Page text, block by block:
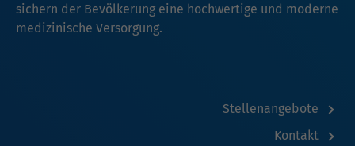
sichern der Bevölkerung eine hochwertige und moderne
medizinische Versorgung.
Stellenangebote
Kontakt